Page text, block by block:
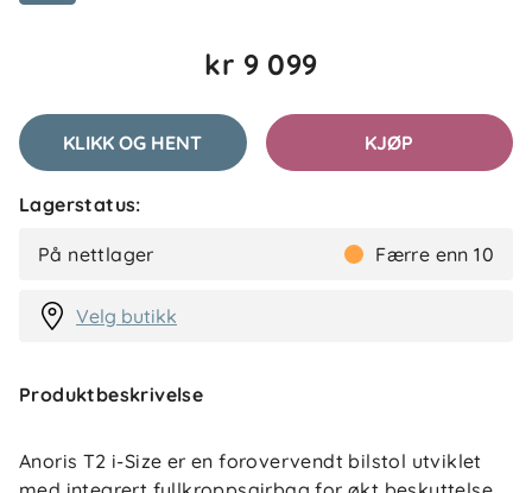
kr 9 099
KLIKK OG HENT KJØP
Lagerstatus:
På nettlager Færre enn 10
Velg butikk
Produktbeskrivelse
Anoris T2 i-Size er en forovervendt bilstol utviklet